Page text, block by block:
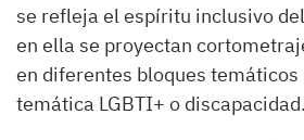
se refleja el espíritu inclusivo
en ella se proyectan
en diferentes bloques temáticos
temática LGBTI+ o discapacidad.